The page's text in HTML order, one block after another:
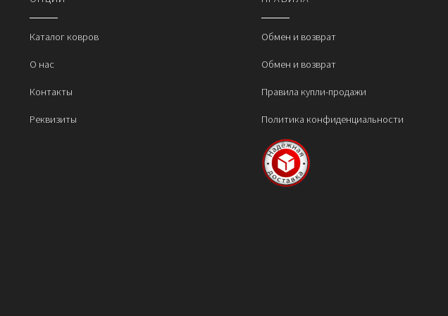
можно
на
товара.
Каталог ковров
О нас
Контакты
Реквизиты
Обмен и возврат
Обмен и возврат
Правила купли-продажи
Политика конфиденциальности